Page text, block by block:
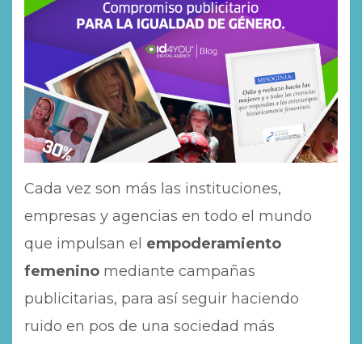
Cada vez son más las instituciones,
empresas y agencias en todo el mundo
que impulsan el empoderamiento
femenino mediante campañas
publicitarias, para así seguir haciendo
ruido en pos de una sociedad más